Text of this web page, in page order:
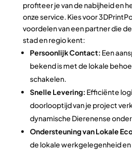
profiteer je van de nabijheid en
onze service. Kies voor
voordelen van een partner die
stad en regio kent:
Persoonlijk Contact: Een
bekend is met de lokale
schakelen.
Snelle Levering: Efficiënte
doorlooptijd van je project
dynamische Dierenense
Ondersteuning van Lokale
de lokale werkgelegenheid